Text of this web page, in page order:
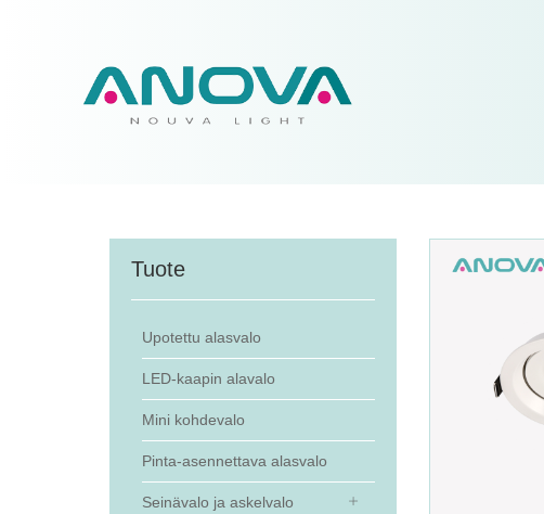
Tuote
Upotettu alasvalo
LED-kaapin alavalo
Mini kohdevalo
Pinta-asennettava alasvalo
Seinävalo ja askelvalo